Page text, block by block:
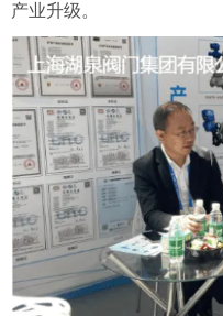
产业升级。